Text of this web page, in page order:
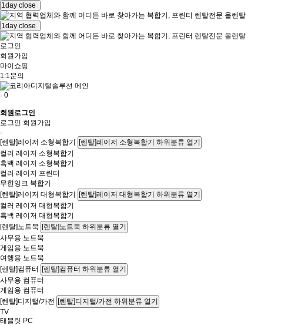
1day close
1day close
로그인
회원가입
마이쇼핑
1:1문의
0
회원로그인
로그인 회원가입
[렌탈]레이저 소형복합기 [렌탈]레이저 소형복합기 하위분류 열기
컬러 레이저 소형복합기
흑백 레이저 소형복합기
컬러 레이저 프린터
무한잉크 복합기
[렌탈]레이저 대형복합기 [렌탈]레이저 대형복합기 하위분류 열기
컬러 레이저 대형복합기
흑백 레이저 대형복합기
[렌탈]노트북 [렌탈]노트북 하위분류 열기
사무용 노트북
게임용 노트북
여행용 노트북
[렌탈]컴퓨터 [렌탈]컴퓨터 하위분류 열기
사무용 컴퓨터
게임용 컴퓨터
[렌탈]디지털/가전 [렌탈]디지털/가전 하위분류 열기
TV
태블릿 PC